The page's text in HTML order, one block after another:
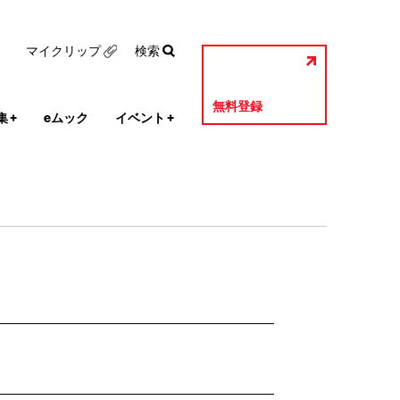
+ eムック イベント +
無料登録
マイクリップ 検索